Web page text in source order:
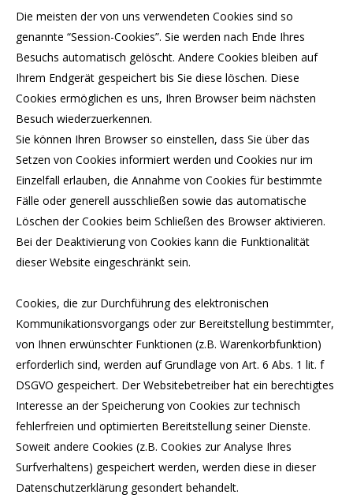
Die meisten der von uns verwendeten Cookies sind so
genannte “Session-Cookies”. Sie werden nach Ende Ihres
Besuchs automatisch gelöscht. Andere Cookies bleiben auf
Ihrem Endgerät gespeichert bis Sie diese löschen. Diese
Cookies ermöglichen es uns, Ihren Browser beim nächsten
Besuch wiederzuerkennen.
Sie können Ihren Browser so einstellen, dass Sie über das
Setzen von Cookies informiert werden und Cookies nur im
Einzelfall erlauben, die Annahme von Cookies für bestimmte
Fälle oder generell ausschließen sowie das automatische
Löschen der Cookies beim Schließen des Browser aktivieren.
Bei der Deaktivierung von Cookies kann die Funktionalität
dieser Website eingeschränkt sein.
Cookies, die zur Durchführung des elektronischen
Kommunikationsvorgangs oder zur Bereitstellung bestimmter,
von Ihnen erwünschter Funktionen (z.B. Warenkorbfunktion)
erforderlich sind, werden auf Grundlage von Art. 6 Abs. 1 lit. f
DSGVO gespeichert. Der Websitebetreiber hat ein berechtigtes
Interesse an der Speicherung von Cookies zur technisch
fehlerfreien und optimierten Bereitstellung seiner Dienste.
Soweit andere Cookies (z.B. Cookies zur Analyse Ihres
Surfverhaltens) gespeichert werden, werden diese in dieser
Datenschutzerklärung gesondert behandelt.